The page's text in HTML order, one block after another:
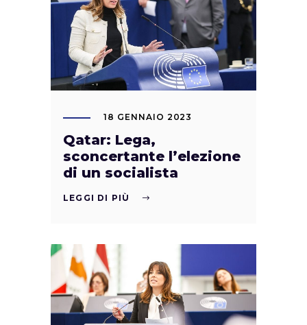
18 GENNAIO 2023
Qatar: Lega,
sconcertante l’elezione
di un socialista
LEGGI DI PIÙ